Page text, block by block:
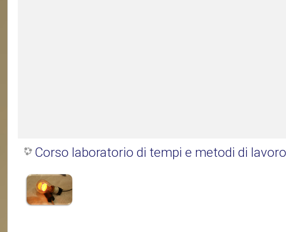
Corso laboratorio di tempi e metodi di lavoro